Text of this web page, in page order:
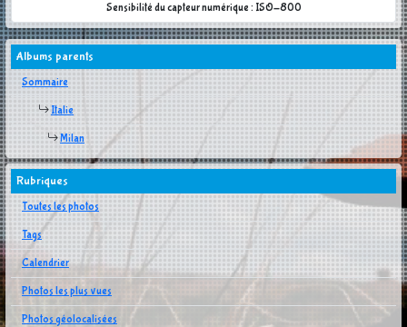
Sensibilité du capteur numérique : ISO-800
Albums parents
Sommaire
Italie
Milan
Rubriques
Toutes les photos
Tags
Calendrier
Photos les plus vues
Photos géolocalisées